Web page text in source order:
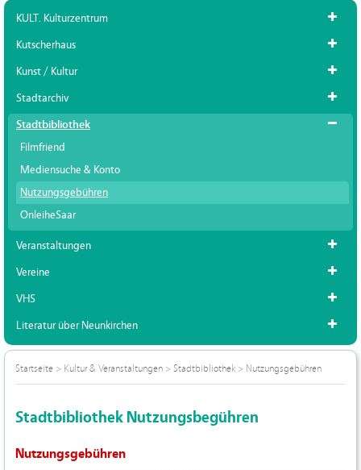
KULT. Kulturzentrum
Kutscherhaus
Kunst / Kultur
Stadtarchiv
Stadtbibliothek
Filmfriend
Mediensuche & Konto
Nutzungsgebühren
OnleiheSaar
Veranstaltungen
Vereine
VHS
Literatur über Neunkirchen
Startseite > Kultur & Veranstaltungen > Stadtbibliothek > Nutzungsgebühren
Stadtbibliothek Nutzungsbegühren
Nutzungsgebühren